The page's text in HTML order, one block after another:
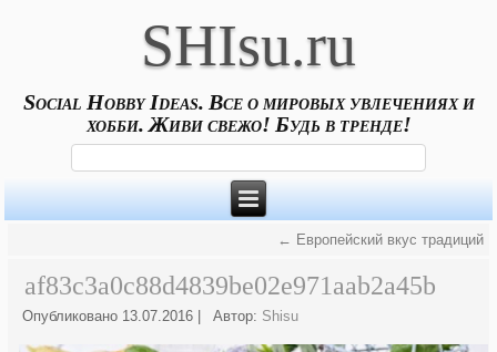
SHIsu.ru
Social Hobby Ideas. Все о мировых увлечениях и
хобби. Живи свежо! Будь в тренде!
← Европейский вкус традиций
af83c3a0c88d4839be02e971aab2a45b
Опубликовано 13.07.2016 Автор: Shisu